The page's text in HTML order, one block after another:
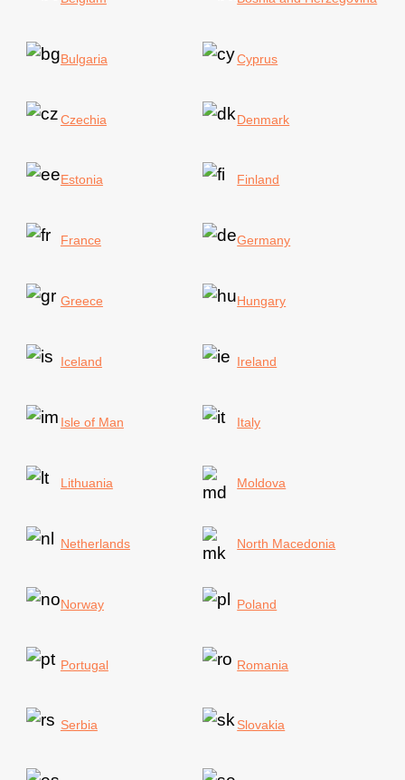
Bulgaria Cyprus
Czechia Denmark
Estonia Finland
France Germany
Greece Hungary
Iceland Ireland
Isle of Man Italy
Lithuania Moldova
Netherlands North Macedonia
Norway Poland
Portugal Romania
Serbia Slovakia